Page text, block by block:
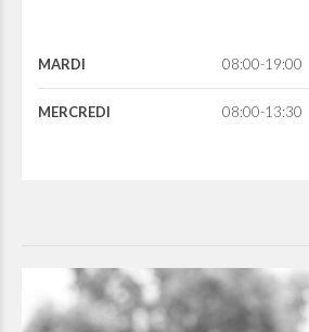
MARDI 08:00-19:00
MERCREDI 08:00-13:30